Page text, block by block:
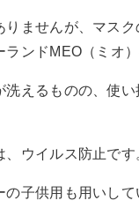
りませんが、マス
ンドMEO（ミオ）
洗えるものの、使い
、ウイルス防止です
の子供用も用いして